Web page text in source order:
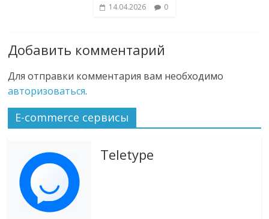
14.04.2026 0
Добавить комментарий
Для отправки комментария вам необходимо
авторизоваться.
E-commerce сервисы
Teletype